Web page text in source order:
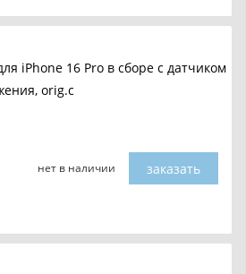
iPhone 16 Pro в сборе c датчиком
orig.c
нет в наличии заказать